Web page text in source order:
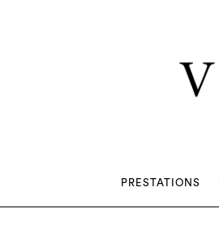
PRESTATIONS